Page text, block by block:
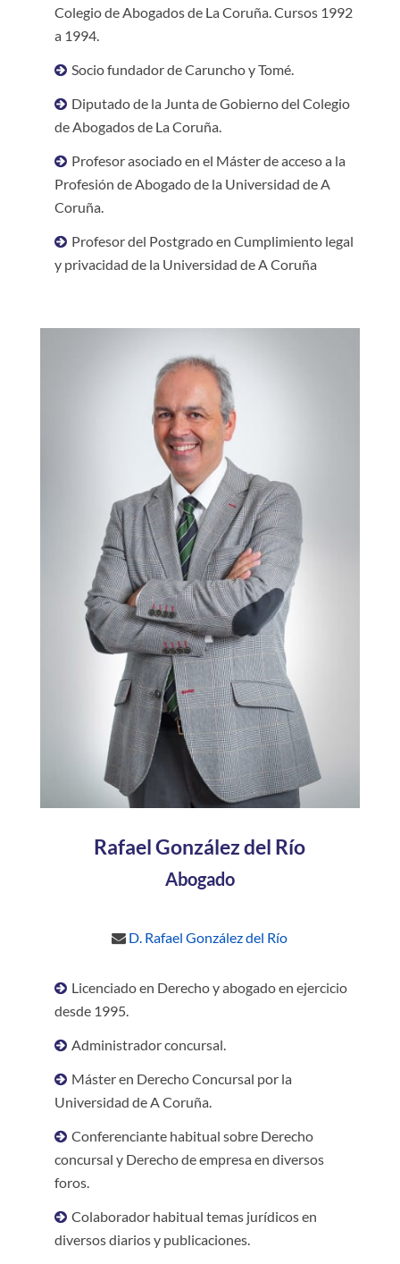
Colegio de Abogados de La Coruña. Cursos 1992
a 1994.
Socio fundador de Caruncho y Tomé.
Diputado de la Junta de Gobierno del Colegio
de Abogados de La Coruña.
Profesor asociado en el Máster de acceso a la
Profesión de Abogado de la Universidad de A
Coruña.
Profesor del Postgrado en Cumplimiento legal
y privacidad de la Universidad de A Coruña
Rafael González del Río
Abogado
D. Rafael González del Río
Licenciado en Derecho y abogado en ejercicio
desde 1995.
Administrador concursal.
Máster en Derecho Concursal por la
Universidad de A Coruña.
Conferenciante habitual sobre Derecho
concursal y Derecho de empresa en diversos
foros.
Colaborador habitual temas jurídicos en
diversos diarios y publicaciones.